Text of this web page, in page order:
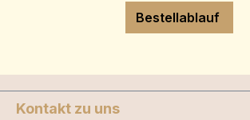
Bestellablauf
Kontakt zu uns